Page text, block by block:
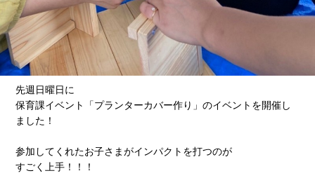
先週日曜日に
保育課イベント「プランターカバー作り」のイベントを開催し
ました！
参加してくれたお子さまがインパクトを打つのが
すごく上手！！！